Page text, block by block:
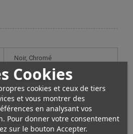
Cookies
cookies et ceux de tiers
et vous montrer des
en analysant vos
Pour donner votre consentement
sur le bouton Accepter.
Noir, Chromé
Automatique
autre coupe, guillotine
non